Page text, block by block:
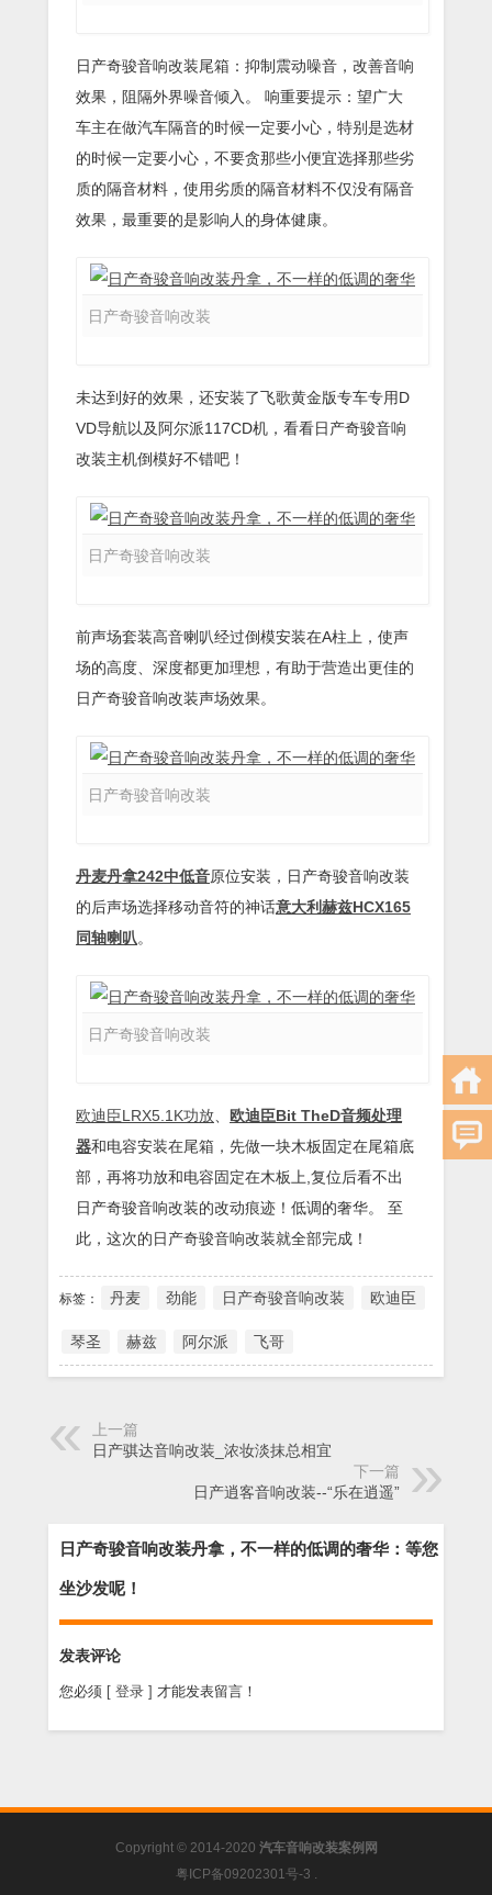
日产奇骏音响改装尾箱：抑制震动噪音，改善音响
效果，阻隔外界噪音倾入。 响重要提示：望广大
车主在做汽车隔音的时候一定要小心，特别是选材
的时候一定要小心，不要贪那些小便宜选择那些劣
质的隔音材料，使用劣质的隔音材料不仅没有隔音
效果，最重要的是影响人的身体健康。
日产奇骏音响改装
未达到好的效果，还安装了飞歌黄金版专车专用D
VD导航以及阿尔派117CD机，看看日产奇骏音响
改装主机倒模好不错吧！
日产奇骏音响改装
前声场套装高音喇叭经过倒模安装在A柱上，使声
场的高度、深度都更加理想，有助于营造出更佳的
日产奇骏音响改装声场效果。
日产奇骏音响改装
丹麦丹拿242中低音原位安装，日产奇骏音响改装
的后声场选择移动音符的神话意大利赫兹HCX165
同轴喇叭。
日产奇骏音响改装
欧迪臣LRX5.1K功放
欧迪臣Bit TheD音频处理
器和电容安装在尾箱，先做一块木板固定在尾箱底
部，再将功放和电容固定在木板上,复位后看不出
日产奇骏音响改装的改动痕迹！低调的奢华。 至
此，这次的日产奇骏音响改装就全部完成！
标签： 丹麦 劲能 日产奇骏音响改装 欧迪臣
琴圣 赫兹 阿尔派 飞哥
上一篇
日产骐达音响改装_浓妆淡抹总相宜
下一篇
日产逍客音响改装--“乐在逍遥”
日产奇骏音响改装丹拿，不一样的低调的奢华：等您
坐沙发呢！
发表评论
您必须 [ 登录 ] 才能发表留言！
Copyright © 2014-2020 汽车音响改装案例网
粤ICP备09202301号-3 .